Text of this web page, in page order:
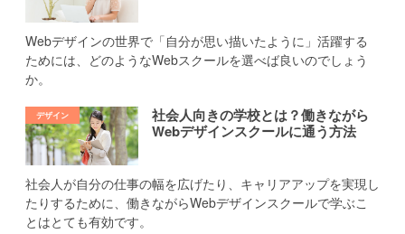
Webデザインの世界で「自分が思い描いたように」活躍する
ためには、どのようなWebスクールを選べば良いのでしょう
か。
社会人向きの学校とは？働きながら
Webデザインスクールに通う方法
社会人が自分の仕事の幅を広げたり、キャリアアップを実現し
たりするために、働きながらWebデザインスクールで学ぶこ
とはとても有効です。